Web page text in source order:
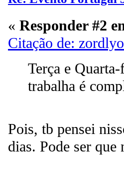
« Responder #2
Citação de:
Terça e
trabalha é
Pois, tb pensei
dias. Pode ser